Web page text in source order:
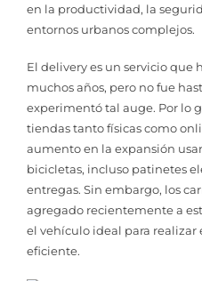
en la productividad, la
entornos urbanos complejos.
El delivery es un servicio que
muchos años, pero no fue
experimentó tal auge. Por lo
tiendas tanto físicas como
aumento en la expansión
bicicletas, incluso patinetes
entregas. Sin embargo, los
agregado recientemente a
el vehículo ideal para realizar
eficiente.